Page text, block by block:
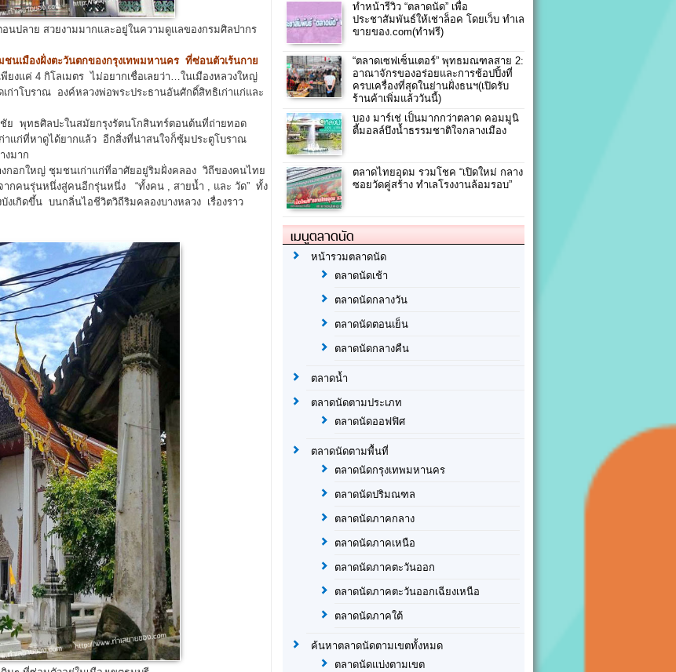
นปลาย สวยงามมากและอยู่ในความดูแลของกรมศิลปากร
นเมืองฝั่งตะวันตกของกรุงเทพมหานคร ที่ซ่อนตัวเร้นกาย
ยงแค่ 4 กิโลเมตร ไม่อยากเชื่อเลยว่า…ในเมืองหลวงใหญ่
ก่าโบราณ องค์หลวงพ่อพระประธานอันศักดิ์สิทธิเก่าแก่และ
พุทธศิลปะในสมัยกรุงรัตนโกสินทร์ตอนต้นที่ถ่ายทอด
แก่ที่หาดูได้ยากแล้ว อีกสิ่งที่น่าสนใจก็ซุ้มประตูโบราณ
งมาก
อกใหญ่ ชุมชนเก่าแก่ที่อาศัยอยู่ริมฝั่งคลอง วิถีของคนไทย
กคนรุ่นหนึ่งสู่คนอีกรุ่นหนึ่ง “ทั้งคน , สายน้ำ , และ วัด” ทั้ง
งเกิดขึ้น บนกลิ่นไอชีวิตวิถีริมคลองบางหลวง เรื่องราว
ทำหน้ารีวิว “ตลาดนัด” เพื่อ
ประชาสัมพันธ์ให้เช่าล็อค โดยเว็บ ทำเล
ขายของ.com(ทำฟรี)
“ตลาดเซฟเซ็นเตอร์” พุทธมณฑลสาย 2:
อาณาจักรของอร่อยและการช้อปปิ้งที่
ครบเครื่องที่สุดในย่านฝั่งธนฯ(เปิดรับ
ร้านค้าเพิ่มแล้ววันนี้)
บอง มาร์เช่ เป็นมากกว่าตลาด คอมมูนิ
ตี้มอลล์บึงน้ำธรรมชาติใจกลางเมือง
ตลาดไทยอุดม รวมโชค “เปิดใหม่ กลาง
ซอยวัดคู่สร้าง ทำเลโรงงานล้อมรอบ”
เมนูตลาดนัด
หน้ารวมตลาดนัด
ตลาดนัดเช้า
ตลาดนัดกลางวัน
ตลาดนัดตอนเย็น
ตลาดนัดกลางคืน
ตลาดน้ำ
ตลาดนัดตามประเภท
ตลาดนัดออฟฟิศ
ตลาดนัดตามพื้นที่
ตลาดนัดกรุงเทพมหานคร
ตลาดนัดปริมณฑล
ตลาดนัดภาคกลาง
ตลาดนัดภาคเหนือ
ตลาดนัดภาคตะวันออก
ตลาดนัดภาคตะวันออกเฉียงเหนือ
ตลาดนัดภาคใต้
ค้นหาตลาดนัดตามเขตทั้งหมด
ตลาดนัดแบ่งตามเขต